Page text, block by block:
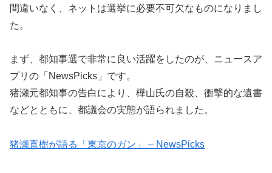
間違いなく、ネットは選挙に必要不可欠なものになりまし
た。
まず、都知事選で非常に良い活躍をしたのが、ニュースア
プリの「NewsPicks」です。
猪瀬元都知事の告白により、樺山氏の自殺、衝撃的な遺書
などとともに、都議会の実態が語られました。
猪瀬直樹が語る「東京のガン」 – NewsPicks